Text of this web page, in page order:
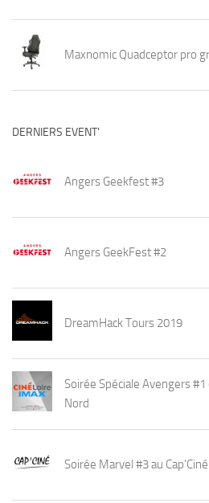
Maxnomic Quadceptor pro
DERNIERS EVENT’
Angers Geekfest #3
Angers GeekFest #2
DreamHack Tours 2019
Soirée Spéciale Avengers
Nord
Soirée Marvel #3 au